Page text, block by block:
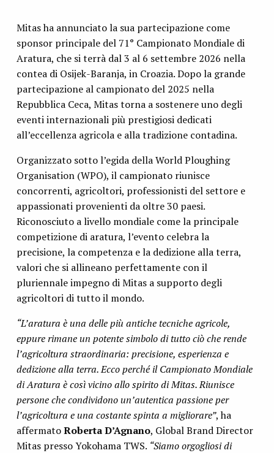
Mitas ha annunciato la sua partecipazione come
sponsor principale del 71° Campionato Mondiale di
Aratura, che si terrà dal 3 al 6 settembre 2026 nella
contea di Osijek-Baranja, in Croazia. Dopo la grande
partecipazione al campionato del 2025 nella
Repubblica Ceca, Mitas torna a sostenere uno degli
eventi internazionali più prestigiosi dedicati
all’eccellenza agricola e alla tradizione contadina.
Organizzato sotto l’egida della World Ploughing
Organisation (WPO), il campionato riunisce
concorrenti, agricoltori, professionisti del settore e
appassionati provenienti da oltre 30 paesi.
Riconosciuto a livello mondiale come la principale
competizione di aratura, l’evento celebra la
precisione, la competenza e la dedizione alla terra,
valori che si allineano perfettamente con il
pluriennale impegno di Mitas a supporto degli
agricoltori di tutto il mondo.
“L’aratura è una delle più antiche tecniche agricole,
eppure rimane un potente simbolo di tutto ciò che rende
l’agricoltura straordinaria: precisione, esperienza e
dedizione alla terra. Ecco perché il Campionato Mondiale
di Aratura è così vicino allo spirito di Mitas. Riunisce
persone che condividono un’autentica passione per
l’agricoltura e una costante spinta a migliorare”, ha
affermatoRoberta D’Agnano, Global Brand Director
Mitas presso Yokohama TWS. “Siamo orgogliosi di